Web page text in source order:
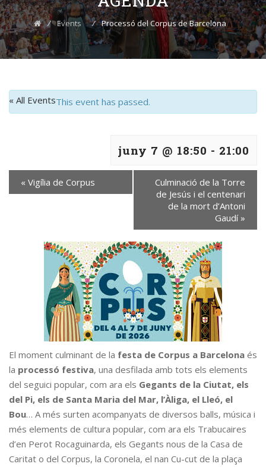
⁄ Events ⁄ Processó del Corpus de Barcelona
« All EventsThis event has passed.
juny 7 @ 18:50 - 21:00
« Vigília de Corpus
Culminació de la Torre
de Jesús i el centenari
de la mort d’Antoni
Gaudí »
El moment culminant de la festa de Corpus a Barcelona és
la processó festiva, una desfilada amb tots els elements
del seguici popular, com ara els Gegants de la Ciutat, els
del Pi, els de Santa Maria del Mar, l’Àliga, el Lleó, el
Bou… A més surten acompanyats de diversos balls, música i
més elements de cultura popular, com ara els Trabucaires
d’en Perot Rocaguinarda, els Gegants nous de la Casa de
Caritat o del Corpus, la Coronela, el nan Cu-cut de la plaça